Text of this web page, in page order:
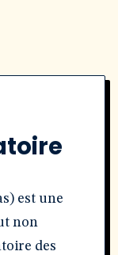
est une
non
des